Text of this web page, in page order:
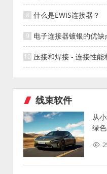
什么是EWIS连接器？
电子连接器镀银的优缺
压接和焊接 - 连接性能
线束软件
从
绿